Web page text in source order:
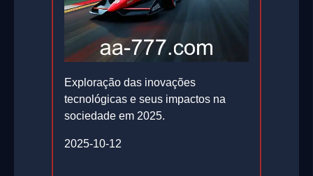
Exploração das inovações
tecnológicas e seus impactos na
sociedade em 2025.
2025-10-12